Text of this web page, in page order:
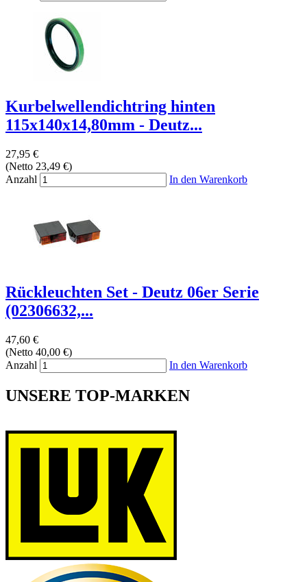
Kurbelwellendichtring hinten
115x140x14,80mm - Deutz...
27,95 €
(Netto 23,49 €)
Anzahl
In den Warenkorb
Rückleuchten Set - Deutz 06er Serie
(02306632,...
47,60 €
(Netto 40,00 €)
Anzahl
In den Warenkorb
UNSERE TOP-MARKEN